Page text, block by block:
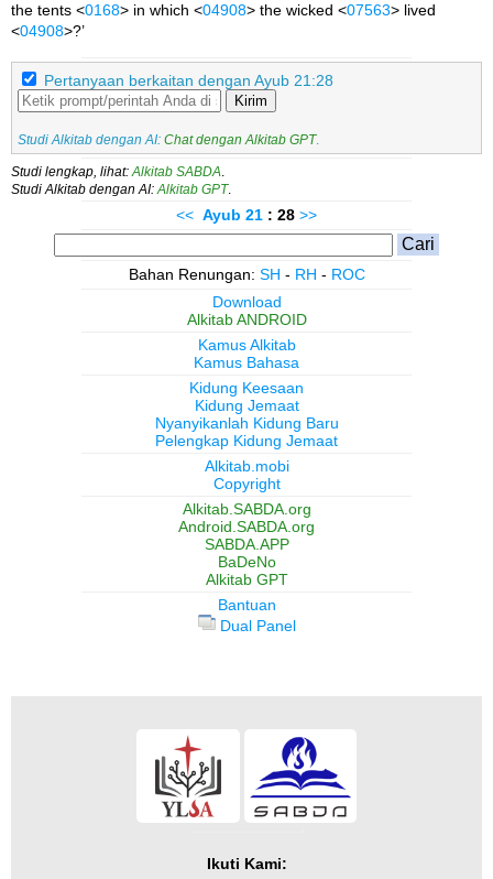
the tents <0168> in which <04908> the wicked <07563> lived
<04908>?’
Pertanyaan berkaitan dengan Ayub 21:28
Kirim
Studi Alkitab dengan AI: Chat dengan Alkitab GPT .
Studi lengkap, lihat:Alkitab SABDA.
Studi Alkitab dengan AI:Alkitab GPT .
<< Ayub 21 : 28 >>
Bahan Renungan: SH - RH - ROC
Download
Alkitab ANDROID
Kamus Alkitab
Kamus Bahasa
Kidung Keesaan
Kidung Jemaat
Nyanyikanlah Kidung Baru
Pelengkap Kidung Jemaat
Alkitab.mobi
Copyright
Alkitab.SABDA.org
Android.SABDA.org
SABDA.APP
BaDeNo
Alkitab GPT
Bantuan
Dual Panel
Ikuti Kami: